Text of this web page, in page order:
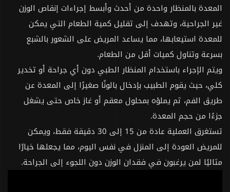
المعدة بالمنظار واحدة من أحدث وأبسط إجراءات إنقاص الوزن
غير الجراحية، وتهدف إلى تقليل كمية الطعام التي يمكن
للمعدة استيعابها، مما يساعد المريض على الشعور بالشبع
بسرعة وتناول كميات أقل من الطعام.
ويتم الإجراء باستخدام المنظار الطبي دون أي جراحة أو تخدير
كلي، حيث يقوم الطبيب بإدخال بالونًا صغيرًا إلى المعدة عن
طريق الفم، ثم يملؤه بمحلول معقم أو غاز خاص حتى يشغل
جزءًا من حجم المعدة.
تستغرق العملية عادة من 15 إلى 30 دقيقة فقط، ويمكن
للمريض العودة إلى المنزل في نفس اليوم، مما يجعلها خيارًا
مثاليًا لمن يرغبون في فقدان الوزن دون اللجوء إلى الجراحة.